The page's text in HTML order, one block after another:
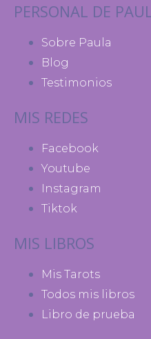
PERSONAL DE
Sobre Paula
Blog
Testimonios
MIS REDES
Facebook
Youtube
Instagram
Tiktok
MIS LIBROS
Mis Tarots
Todos mis libros
Libro de prueba